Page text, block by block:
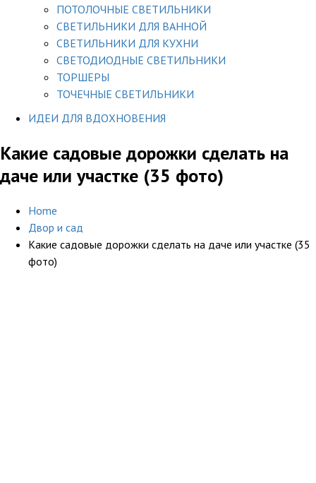
ПОТОЛОЧНЫЕ СВЕТИЛЬНИКИ
СВЕТИЛЬНИКИ ДЛЯ ВАННОЙ
СВЕТИЛЬНИКИ ДЛЯ КУХНИ
СВЕТОДИОДНЫЕ СВЕТИЛЬНИКИ
ТОРШЕРЫ
ТОЧЕЧНЫЕ СВЕТИЛЬНИКИ
ИДЕИ ДЛЯ ВДОХНОВЕНИЯ
Какие садовые дорожки сделать на
даче или участке (35 фото)
Home
Двор и сад
Какие садовые дорожки сделать на даче или участке (35
фото)